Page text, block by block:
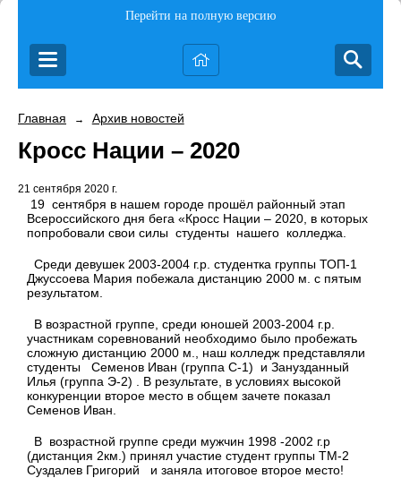
Перейти на полную версию
Главная → Архив новостей
Кросс Нации – 2020
21 сентября 2020 г.
19 сентября в нашем городе прошёл районный этап
Всероссийского дня бега «Кросс Нации – 2020, в которых
попробовали свои силы студенты нашего колледжа.
Среди девушек 2003-2004 г.р. студентка группы ТОП-1
Джуссоева Мария побежала дистанцию 2000 м. с пятым
результатом.
В возрастной группе, среди юношей 2003-2004 г.р.
участникам соревнований необходимо было пробежать
сложную дистанцию 2000 м., наш колледж представляли
студенты
Семенов Иван (группа С-1)
и Занузданный
Илья (группа Э-2) . В результате, в условиях высокой
конкуренции второе место в общем зачете показал
Семенов Иван.
В возрастной группе среди мужчин 1998 -2002 г.р
(дистанция 2км.) принял участие студент группы ТМ-2
Суздалев Григорий
и заняла итоговое второе место!